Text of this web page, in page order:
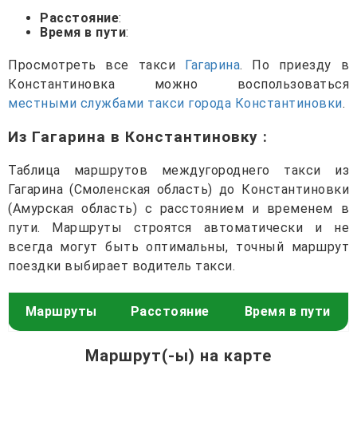
Расстояние:
Время в пути:
Просмотреть все такси Гагарина. По приезду в
Константиновка можно воспользоваться
местными службами такси города Константиновки.
Из Гагарина в Константиновку :
Таблица маршрутов междугороднего такси из
Гагарина (Смоленская область) до Константиновки
(Амурская область) с расстоянием и временем в
пути. Маршруты строятся автоматически и не
всегда могут быть оптимальны, точный маршрут
поездки выбирает водитель такси.
Маршруты Расстояние Время в пути
Маршрут(-ы) на карте